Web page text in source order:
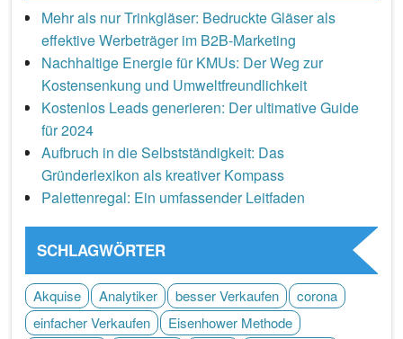
Mehr als nur Trinkgläser: Bedruckte Gläser als
effektive Werbeträger im B2B-Marketing
Nachhaltige Energie für KMUs: Der Weg zur
Kostensenkung und Umweltfreundlichkeit
Kostenlos Leads generieren: Der ultimative Guide
für 2024
Aufbruch in die Selbstständigkeit: Das
Gründerlexikon als kreativer Kompass
Palettenregal: Ein umfassender Leitfaden
SCHLAGWÖRTER
Akquise Analytiker besser Verkaufen
corona
einfacher Verkaufen
Eisenhower Methode